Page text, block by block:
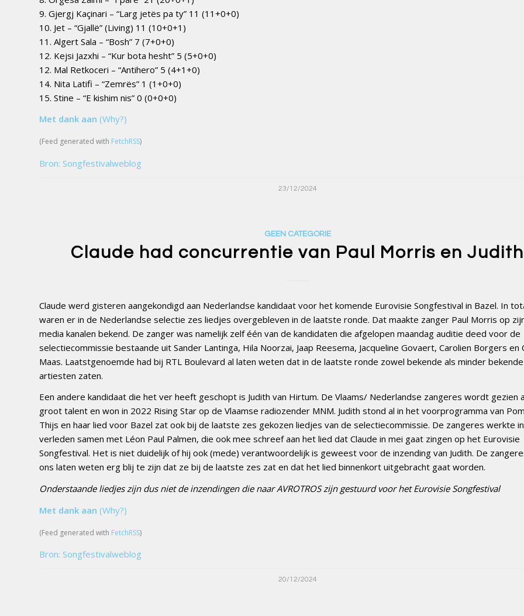
9. Gjergj Kaçinari – “Larg jetës pa ty” 11 (11+0+0)
10. Jet – “Gjallë” (Living) 11 (10+0+1)
11. Algert Sala – “Bosh” 7 (7+0+0)
12. Kejsi Jazxhi – “Kur bota hesht” 5 (5+0+0)
12. Mal Retkoceri – “Antihero” 5 (4+1+0)
14. Nita Latifi – “Zemrës” 1 (1+0+0)
15. Stine – “E kishim nis” 0 (0+0+0)
Met dank aan (Why?)
(Feed generated with FetchRSS)
Bron: Songfestivalweblog
23/12/2024
GEEN CATEGORIE
Claude had concurrentie van Paul Morris en Judith
Claude werd gisteren aangekondigd aan Nederlandse kandidaat voor het komende Eurovisie Songfestival in Bazel. In
waren er in de Nederlandse selectie zes liedjes overgebleven in de laatste ronde. Dat maakte zanger Paul Morris op
media kanalen bekend. De zanger was namelijk zelf één van de kandidaten die afgelopen maandag auditie deed voor de
selectiecommissie bestaande uit Sander Lantinga, Hila Noorzai, Jaap Reesema, Jacqueline Govaert, Carolien Borgers en
Maas. Laatstgenoemde had bij RTL Boulevard al laten weten dat in de laatste ronde zowel bekende als minder bekende
artiesten zaten.
Een andere kandidaat die het ver heeft geschopt is Judith van Hirtum. De Vlaams/ Nederlandse zangeres wordt gezien
groot talent en won in 2022 Rising Star op de Vlaamse radiozender MNM. Judith stond al in het voorprogramma van
Thijs en haar lied voor Bazel zat ook bij de laatste zes gekozen liedjes van de selectiecommissie. De zangeres werkte
verleden samen met Léon Paul Palmen, die ook mee schreef aan het lied dat Claude in mei gaat zingen op het Eurovisie
Songfestival. Het is niet duidelijk of hij ook (mede) verantwoordelijk is geweest voor de inzending van Judith. De
ons laten weten erg blij te zijn dat ze bij de laatste zes zat en dat het lied binnenkort uitgebracht gaat worden.
Onderstaande liedjes zijn dus niet de inzendingen die naar AVROTROS zijn gestuurd voor het Eurovisie Songfestival
Met dank aan (Why?)
(Feed generated with FetchRSS)
Bron: Songfestivalweblog
20/12/2024